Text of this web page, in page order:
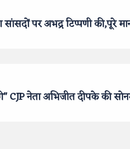
पर अभद्र टिप्पणी की,पूरे
CJP नेता अभिजीत दीपके की